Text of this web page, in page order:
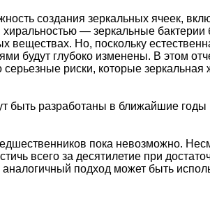
создания зеркальных ячеек,
— зеркальные
веществах. Но, поскольку
будут глубоко изменены. В этом
риски, которые
быть разработаны в ближайшие
пока невозможно.
всего за десятилетие при
аналогичный подход может быть